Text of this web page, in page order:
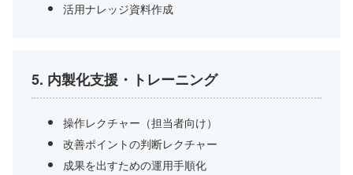
活用ナレッジ資料作成
5. 内製化支援・トレーニング
操作レクチャー（担当者向け）
改善ポイントの判断レクチャー
成果を出すための運用手順化